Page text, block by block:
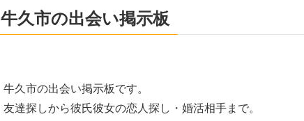
牛久市の出会い掲示板
牛久市の出会い掲示板です。
友達探しから彼氏彼女の恋人探し・婚活相手まで。